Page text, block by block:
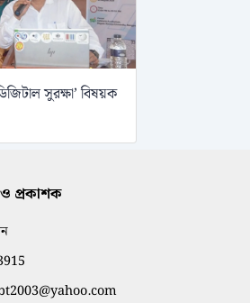
সুরক্ষা’ বিষয়ক
প্রকাশক